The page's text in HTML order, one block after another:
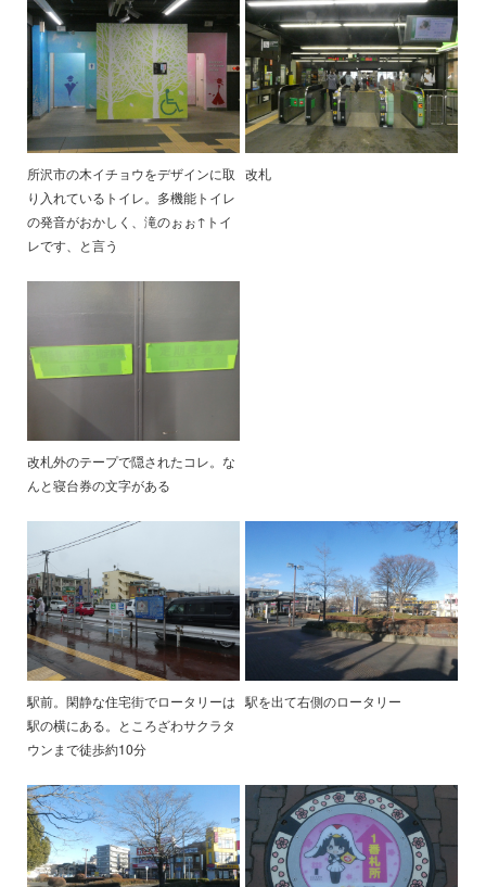
所沢市の木イチョウをデザインに取
り入れているトイレ。多機能トイレ
の発音がおかしく、滝のぉぉ↑トイ
レです、と言う
改札
改札外のテープで隠されたコレ。な
んと寝台券の文字がある
駅前。閑静な住宅街でロータリーは
駅の横にある。ところざわサクラタ
ウンまで徒歩約10分
駅を出て右側のロータリー